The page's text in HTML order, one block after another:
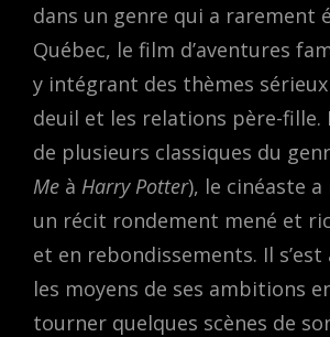
dans un genre qui a rarement
Québec, le film d’aventures
y intégrant des thèmes
deuil et les relations père-fille.
de plusieurs classiques du
Me à Harry Potter), le cinéaste a
un récit rondement mené et
et en rebondissements. Il s’est
les moyens de ses ambitions
tourner quelques scènes de